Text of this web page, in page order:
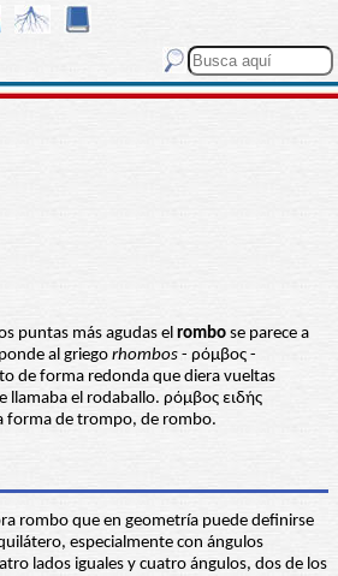
puntas más agudas el rombo se parece a
al griego rhombos - ρόμβος -
de forma redonda que diera vueltas
llamaba el rodaballo. ρόμβος ειδής
forma de trompo, de rombo.
rombo que en geometría puede definirse
especialmente con ángulos
lados iguales y cuatro ángulos, dos de los